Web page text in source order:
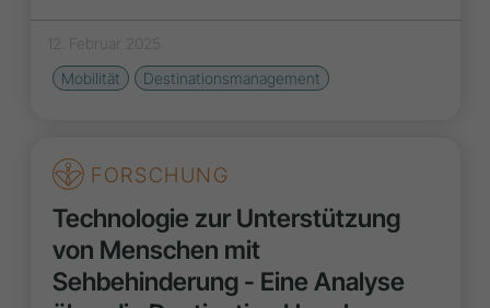
12. Februar 2025
Mobilität
Destinationsmanagement
FORSCHUNG
Technologie zur Unterstützung
von Menschen mit
Sehbehinderung - Eine Analyse